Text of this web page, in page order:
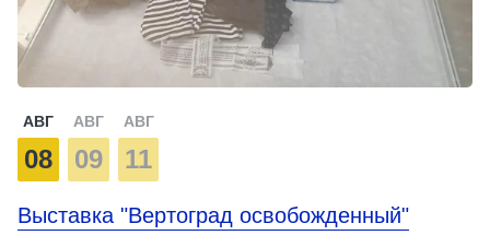
АВГ
08
АВГ
09
АВГ
11
Выставка "Вертоград освобожденный"